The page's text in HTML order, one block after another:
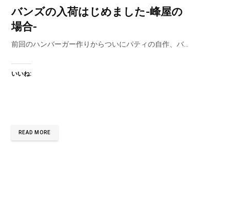
バンズの入荷はじめました-峰屋の
場合-
前回のハンバーガー作りからついにパティの自作、バ…
いいね:
READ MORE